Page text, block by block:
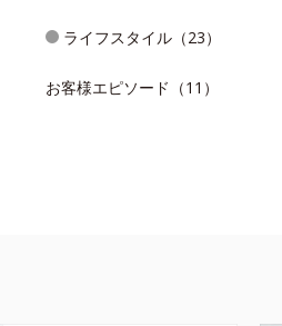
ライフスタイル（23）
お客様エピソード（11）